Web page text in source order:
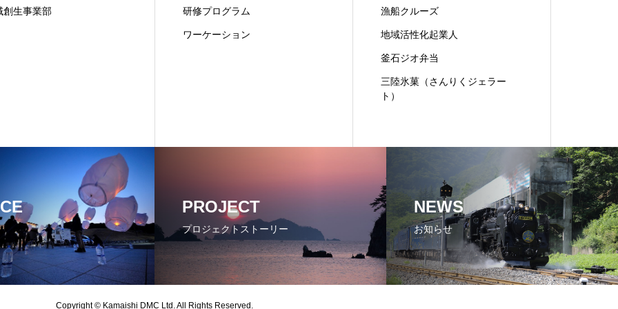
創生事業部 研修プログラム
ワーケーション
漁船クルーズ
地域活性化起業人
釜石ジオ弁当
三陸氷菓（さんりくジェラー
ト）
PROJECT
プロジェクトストーリー
NEWS
お知らせ
Copyright © Kamaishi DMC Ltd. All Rights Reserved.